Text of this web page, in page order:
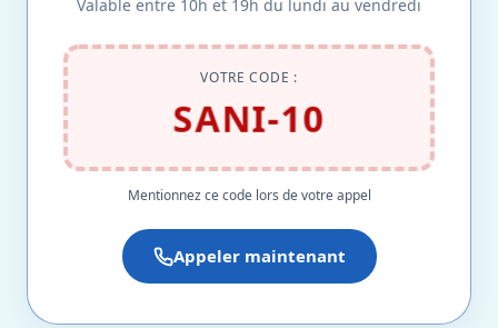
Valable entre 10h et 19h du lundi au vendredi
VOTRE CODE :
SANI-10
Mentionnez ce code lors de votre appel
Appeler maintenant